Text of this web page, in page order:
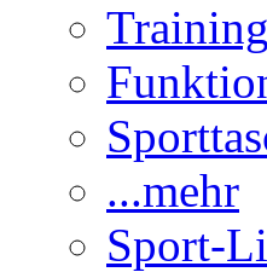
...mehr
Sport-